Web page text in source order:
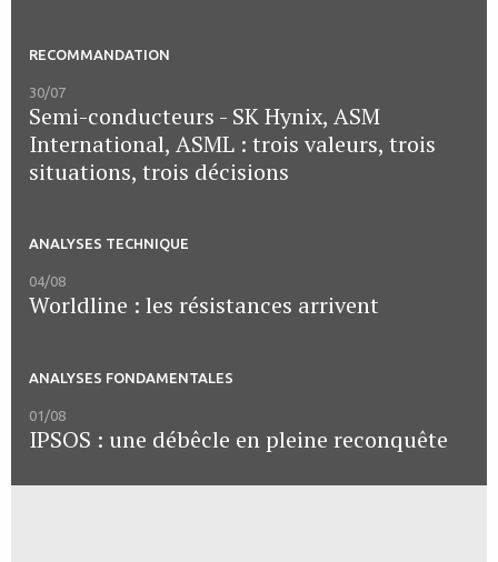
RECOMMANDATION
30/07
Semi-conducteurs - SK Hynix, ASM
International, ASML : trois valeurs, trois
situations, trois décisions
ANALYSES TECHNIQUE
04/08
Worldline : les résistances arrivent
ANALYSES FONDAMENTALES
01/08
IPSOS : une débêcle en pleine reconquête